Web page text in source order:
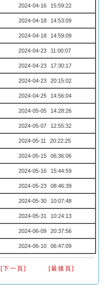
2024-04-16 15:59:22
2024-04-18 14:53:09
2024-04-18 14:59:09
2024-04-23 11:00:07
2024-04-23 17:30:17
2024-04-23 20:15:02
2024-04-25 14:56:04
2024-05-05 14:28:26
2024-05-07 12:55:32
2024-05-11 20:22:25
2024-05-15 06:36:06
2024-05-16 15:44:59
2024-05-23 08:46:39
2024-05-30 10:07:48
2024-05-31 10:24:13
2024-06-09 20:37:56
2024-06-10 06:47:09
[下一頁] [最後頁]